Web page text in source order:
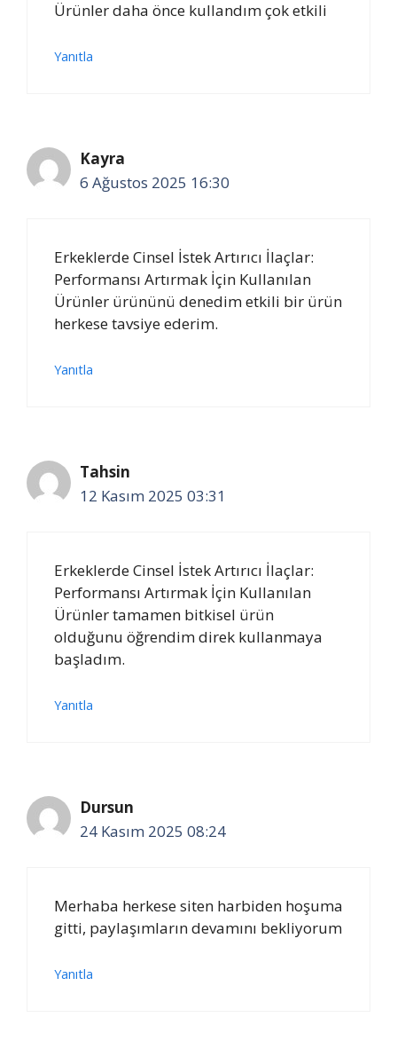
Ürünler daha önce kullandım çok etkili
Yanıtla
Kayra
6 Ağustos 2025 16:30
Erkeklerde Cinsel İstek Artırıcı İlaçlar:
Performansı Artırmak İçin Kullanılan
Ürünler ürününü denedim etkili bir ürün
herkese tavsiye ederim.
Yanıtla
Tahsin
12 Kasım 2025 03:31
Erkeklerde Cinsel İstek Artırıcı İlaçlar:
Performansı Artırmak İçin Kullanılan
Ürünler tamamen bitkisel ürün
olduğunu öğrendim direk kullanmaya
başladım.
Yanıtla
Dursun
24 Kasım 2025 08:24
Merhaba herkese siten harbiden hoşuma
gitti, paylaşımların devamını bekliyorum
Yanıtla